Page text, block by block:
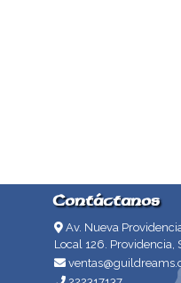
Contáctanos
Av. Nueva
Local 126. Providencia,